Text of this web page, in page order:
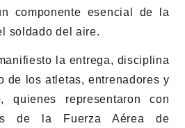
componente esencial de la
soldado del aire.
la entrega, disciplina
de los atletas, entrenadores y
quienes representaron con
de la Fuerza Aérea de